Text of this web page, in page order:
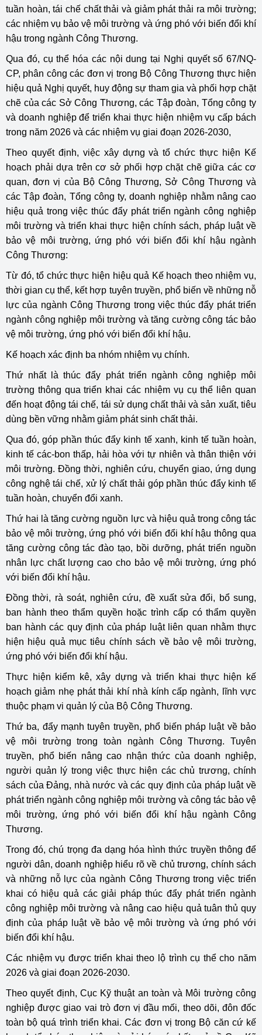
tuần hoàn, tái chế chất thải và giảm phát thải ra môi trường;
các nhiệm vụ bảo vệ môi trường và ứng phó với biến đổi khí
hậu trong ngành Công Thương.
Qua đó, cụ thể hóa các nội dung tại Nghị quyết số 67/NQ-
CP, phân công các đơn vị trong Bộ Công Thương thực hiện
hiệu quả Nghị quyết, huy động sự tham gia và phối hợp chặt
chẽ của các Sở Công Thương, các Tập đoàn, Tổng công ty
và doanh nghiệp để triển khai thực hiện nhiệm vụ cấp bách
trong năm 2026 và các nhiệm vụ giai đoạn 2026-2030,
Theo quyết định, việc xây dựng và tổ chức thực hiện Kế
hoạch phải dựa trên cơ sở phối hợp chặt chẽ giữa các cơ
quan, đơn vị của Bộ Công Thương, Sở Công Thương và
các Tập đoàn, Tổng công ty, doanh nghiệp nhằm nâng cao
hiệu quả trong việc thúc đẩy phát triển ngành công nghiệp
môi trường và triển khai thực hiện chính sách, pháp luật về
bảo vệ môi trường, ứng phó với biến đổi khí hậu ngành
Công Thương:
Từ đó, tổ chức thực hiện hiệu quả Kế hoạch theo nhiệm vụ,
thời gian cụ thể, kết hợp tuyên truyền, phổ biến về những nỗ
lực của ngành Công Thương trong việc thúc đẩy phát triển
ngành công nghiệp môi trường và tăng cường công tác bảo
vệ môi trường, ứng phó với biến đổi khí hậu.
Kế hoạch xác định ba nhóm nhiệm vụ chính.
Thứ nhất là thúc đẩy phát triển ngành công nghiệp môi
trường thông qua triển khai các nhiệm vụ cụ thể liên quan
đến hoạt động tái chế, tái sử dụng chất thải và sản xuất, tiêu
dùng bền vững nhằm giảm phát sinh chất thải.
Qua đó, góp phần thúc đẩy kinh tế xanh, kinh tế tuần hoàn,
kinh tế các-bon thấp, hải hòa với tự nhiên và thân thiện với
môi trường. Đồng thời, nghiên cứu, chuyển giao, ứng dụng
công nghệ tái chế, xử lý chất thải góp phần thúc đẩy kinh tế
tuần hoàn, chuyển đổi xanh.
Thứ hai là tăng cường nguồn lực và hiệu quả trong công tác
bảo vệ môi trường, ứng phó với biến đổi khí hậu thông qua
tăng cường công tác đào tạo, bồi dưỡng, phát triển nguồn
nhân lực chất lượng cao cho bảo vệ môi trường, ứng phó
với biến đổi khí hậu.
Đồng thời, rà soát, nghiên cứu, đề xuất sửa đổi, bổ sung,
ban hành theo thẩm quyền hoặc trình cấp có thẩm quyền
ban hành các quy định của pháp luật liên quan nhằm thực
hiện hiệu quả mục tiêu chính sách về bảo vệ môi trường,
ứng phó với biến đổi khí hậu.
Thực hiện kiểm kê, xây dựng và triển khai thực hiện kế
hoạch giảm nhẹ phát thải khí nhà kính cấp ngành, lĩnh vực
thuộc phạm vi quản lý của Bộ Công Thương.
Thứ ba, đẩy mạnh tuyên truyền, phổ biến pháp luật về bảo
vệ môi trường trong toàn ngành Công Thương. Tuyên
truyền, phổ biến nâng cao nhận thức của doanh nghiệp,
người quản lý trong việc thực hiện các chủ trương, chính
sách của Đảng, nhà nước và các quy định của pháp luật về
phát triển ngành công nghiệp môi trường và công tác bảo vệ
môi trường, ứng phó với biến đổi khí hậu ngành Công
Thương.
Trong đó, chú trọng đa dạng hóa hình thức truyền thông để
người dân, doanh nghiệp hiểu rõ về chủ trương, chính sách
và những nỗ lực của ngành Công Thương trong việc triển
khai có hiệu quả các giải pháp thúc đẩy phát triển ngành
công nghiệp môi trường và nâng cao hiệu quả tuân thủ quy
định của pháp luật về bảo vệ môi trường và ứng phó với
biến đổi khí hậu.
Các nhiệm vụ được triển khai theo lộ trình cụ thể cho năm
2026 và giai đoạn 2026-2030.
Theo quyết định, Cục Kỹ thuật an toàn và Môi trường công
nghiệp được giao vai trò đơn vị đầu mối, theo dõi, đôn đốc
toàn bộ quá trình triển khai. Các đơn vị trong Bộ căn cứ kế